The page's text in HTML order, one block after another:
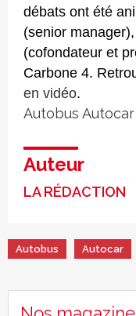
débats ont été
(senior
(cofondateur et
Carbone 4.
en vidéo.
Autobus Autocar
Auteur
LA RÉDACTION
Autobus Autocar